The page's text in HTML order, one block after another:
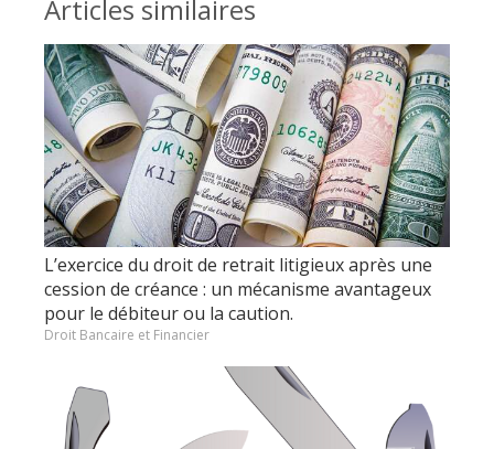
Articles similaires
L’exercice du droit de retrait litigieux après une
cession de créance : un mécanisme avantageux
pour le débiteur ou la caution.
Droit Bancaire et Financier